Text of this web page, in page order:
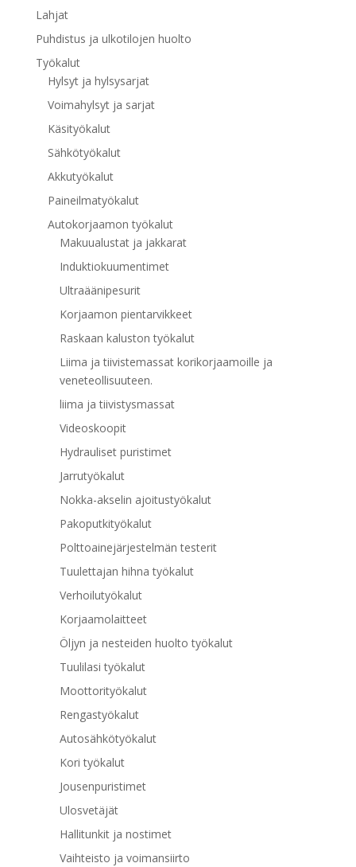
Lahjat
Puhdistus ja ulkotilojen huolto
Työkalut
Hylsyt ja hylsysarjat
Voimahylsyt ja sarjat
Käsityökalut
Sähkötyökalut
Akkutyökalut
Paineilmatyökalut
Autokorjaamon työkalut
Makuualustat ja jakkarat
Induktiokuumentimet
Ultraäänipesurit
Korjaamon pientarvikkeet
Raskaan kaluston työkalut
Liima ja tiivistemassat korikorjaamoille ja
veneteollisuuteen.
liima ja tiivistysmassat
Videoskoopit
Hydrauliset puristimet
Jarrutyökalut
Nokka-akselin ajoitustyökalut
Pakoputkityökalut
Polttoainejärjestelmän testerit
Tuulettajan hihna työkalut
Verhoilutyökalut
Korjaamolaitteet
Öljyn ja nesteiden huolto työkalut
Tuulilasi työkalut
Moottorityökalut
Rengastyökalut
Autosähkötyökalut
Kori työkalut
Jousenpuristimet
Ulosvetäjät
Hallitunkit ja nostimet
Vaihteisto ja voimansiirto